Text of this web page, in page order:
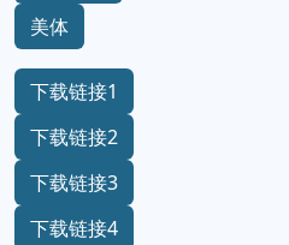
美体
下载链接1
下载链接2
下载链接3
下载链接4